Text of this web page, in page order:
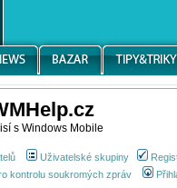
s Windows Mobile
Uživatelské skupiny
kontrolu soukromých zpráv